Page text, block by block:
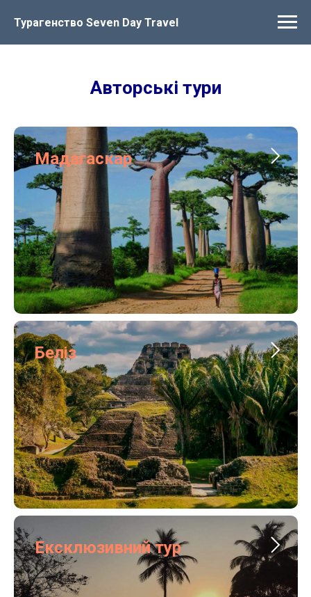
Турагенство Seven Day Travel
Авторські тури
Мадагаскар
Беліз
Ексклюзивний тур